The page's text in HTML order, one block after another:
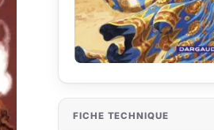
FICHE TECHNIQUE